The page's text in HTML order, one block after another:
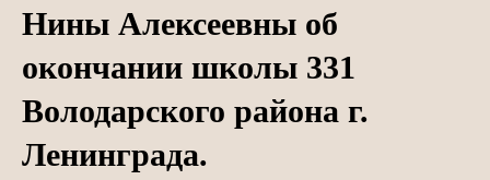
Нины Алексеевны об
окончании школы 331
Володарского района г.
Ленинграда.